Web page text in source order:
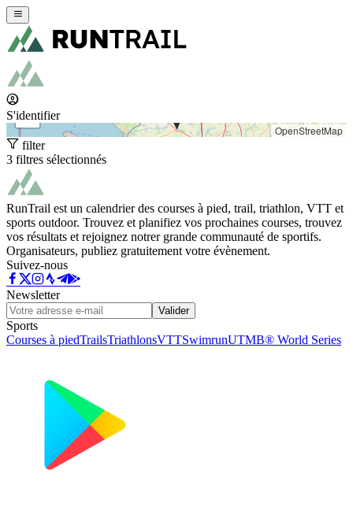
S'identifier
+
−
OpenStreetMap
filter
3 filtres sélectionnés
RunTrail est un calendrier des courses à pied, trail, triathlon, VTT et
sports outdoor. Trouvez et planifiez vos prochaines courses, trouvez
vos résultats et rejoignez notrer grande communauté de sportifs.
Organisateurs, publiez gratuitement votre évènement.
Suivez-nous
Newsletter
Valider
Sports
Courses à piedTrailsTriathlonsVTTSwimrunUTMB® World Series